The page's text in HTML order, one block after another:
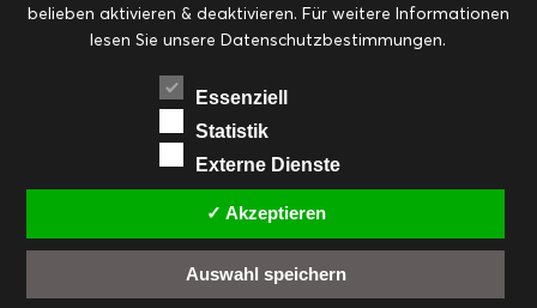
Eingemachtes Ohne Kategorie Ostern Resteküche
RezepteSaisonalSliderStartseite
Suppen, Salate & Vorspeisen
Vorspeisen, Salate & Suppen
Weihnachten Workshops & Events
FACEBOOK PINTEREST EMAIL
belieben aktivieren & deaktivieren. Für weitere Informationen
lesen Sie unsere Datenschutzbestimmungen.
Essenziell
Statistik
Externe Dienste
✓ Akzeptieren
Auswahl speichern